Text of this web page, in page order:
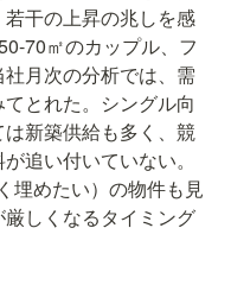
干の上昇の兆しを感
70㎡のカップル、フ
月次の分析では、需
とれた。シングル向
新築供給も多く、競
追い付いていない。
埋めたい）の物件も見
しくなるタイミング